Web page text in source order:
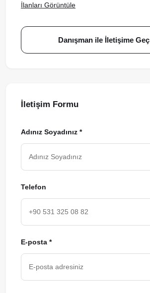
İlanları Görüntüle
Danışman ile İletişime Geç
İletişim Formu
Adınız Soyadınız *
Telefon
E-posta *